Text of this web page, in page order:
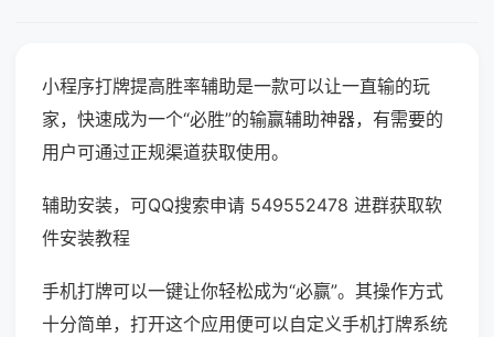
小程序打牌提高胜率辅助是一款可以让一直输的玩
家，快速成为一个“必胜”的输赢辅助神器，有需要的
用户可通过正规渠道获取使用。
辅助安装，可QQ搜索申请 549552478 进群获取软
件安装教程
手机打牌可以一键让你轻松成为“必赢”。其操作方式
十分简单，打开这个应用便可以自定义手机打牌系统